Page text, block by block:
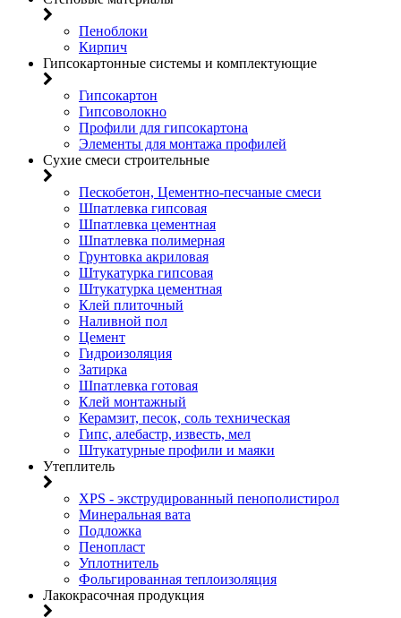
Пеноблоки
Кирпич
Гипсокартонные системы и комплектующие
Гипсокартон
Гипсоволокно
Профили для гипсокартона
Элементы для монтажа профилей
Сухие смеси строительные
Пескобетон, Цементно-песчаные смеси
Шпатлевка гипсовая
Шпатлевка цементная
Шпатлевка полимерная
Грунтовка акриловая
Штукатурка гипсовая
Штукатурка цементная
Клей плиточный
Наливной пол
Цемент
Гидроизоляция
Затирка
Шпатлевка готовая
Клей монтажный
Керамзит, песок, соль техническая
Гипс, алебастр, известь, мел
Штукатурные профили и маяки
Утеплитель
XPS - экструдированный пенополистирол
Минеральная вата
Подложка
Пенопласт
Уплотнитель
Фольгированная теплоизоляция
Лакокрасочная продукция